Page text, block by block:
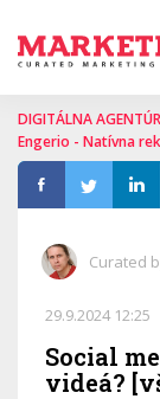
DIGITÁLNA
Engerio - Natívna
Curated
29.9.2024 12:25
Social
videá?